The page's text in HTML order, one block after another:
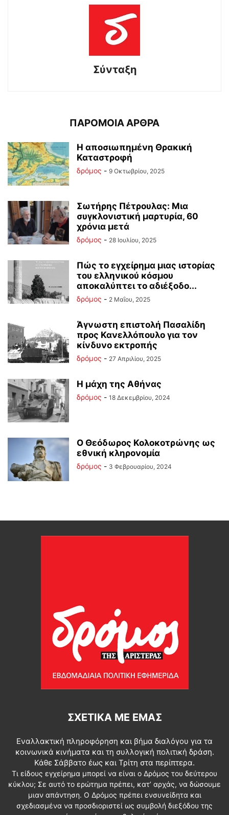
Σύνταξη
ΠΑΡΟΜΟΙΑ ΑΡΘΡΑ
Η αποσιωπημένη Θρακική
Καταστροφή
δρόμος - 9 Οκτωβρίου, 2025
Σωτήρης Πέτρουλας: Μια
συγκλονιστική μαρτυρία, 60
χρόνια μετά
δρόμος - 28 Ιουλίου, 2025
Πώς το εγχείρημα μιας ιστορίας
του ελληνικού κόσμου
αποκαλύπτει το αδιέξοδο...
δρόμος - 2 Μαΐου, 2025
Άγνωστη επιστολή Πασαλίδη
προς Κανελλόπουλο για τον
κίνδυνο εκτροπής
δρόμος - 27 Απριλίου, 2025
Η μάχη της Αθήνας
δρόμος - 18 Δεκεμβρίου, 2024
Ο Θεόδωρος Κολοκοτρώνης ως
εθνική κληρονομία
δρόμος - 3 Φεβρουαρίου, 2024
ΣΧΕΤΙΚΆ ΜΕ ΕΜΆΣ
Εναλλακτική πληροφόρηση και βήμα διαλόγου για τα
κοινωνικά κινήματα και τη συλλογική πολιτική δράση.
Κάθε Σάββατο έως και Τρίτη στα περίπτερα.
Τι είδους εγχείρημα μπορεί να είναι ο Δρόμος του δεύτερου
κύκλου; Σε αυτό το ερώτημα πρέπει, κατ’ αρχάς, να δώσουμε
μιαν απάντηση. Ο Δρόμος πρέπει ενσυνείδητα και
σχεδιασμένα να προσδιοριστεί ως συμβολή διεξόδου της